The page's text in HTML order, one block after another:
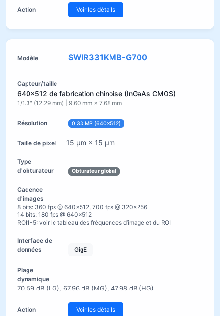
Voir les détails
SWIR331KMB-G700
640×512 de fabrication chinoise (InGaAs CMOS)
1/1.3" (12.29 mm) | 9.60 mm × 7.68 mm
0.33 MP (640×512)
15 µm × 15 µm
Obturateur global
8 bits: 360 fps @ 640×512, 700 fps @ 320×256
14 bits: 180 fps @ 640×512
ROI1-5: voir le tableau des fréquences d’image et du ROI
GigE
70.59 dB (LG), 67.96 dB (MG), 47.98 dB (HG)
Voir les détails